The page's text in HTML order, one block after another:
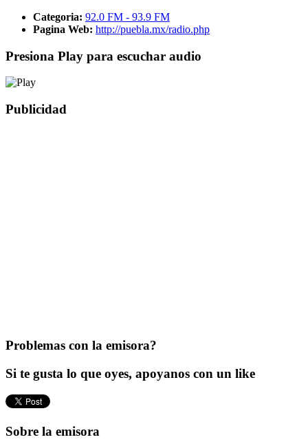
Categoria: 92.0 FM - 93.9 FM
Pagina Web: http://puebla.mx/radio.php
Presiona Play para escuchar audio
Publicidad
Problemas con la emisora?
Si te gusta lo que oyes, apoyanos con un like
Sobre la emisora